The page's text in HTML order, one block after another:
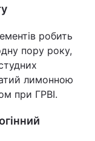
робить
пору року,
лимонною
при ГРВІ.